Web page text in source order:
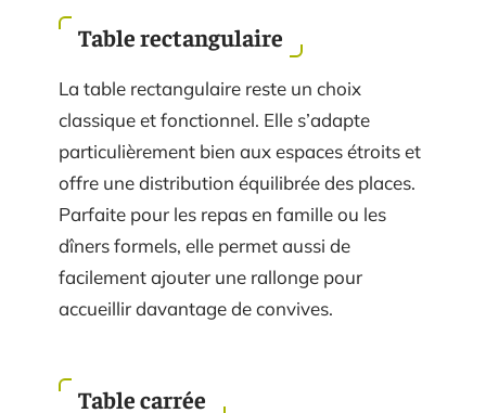
Table rectangulaire
La table rectangulaire reste un choix
classique et fonctionnel. Elle s’adapte
particulièrement bien aux espaces étroits et
offre une distribution équilibrée des places.
Parfaite pour les repas en famille ou les
dîners formels, elle permet aussi de
facilement ajouter une rallonge pour
accueillir davantage de convives.
Table carrée